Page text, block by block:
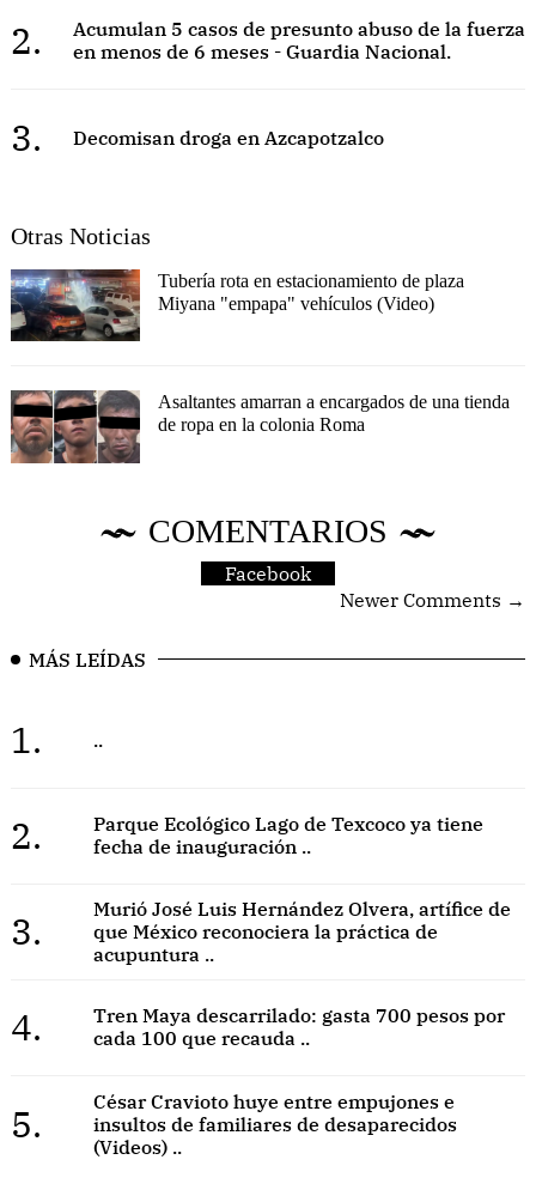
2.
Acumulan 5 casos de presunto abuso de la fuerza
en menos de 6 meses - Guardia Nacional.
3. Decomisan droga en Azcapotzalco
Otras Noticias
Tubería rota en estacionamiento de plaza
Miyana "empapa" vehículos (Video)
Asaltantes amarran a encargados de una tienda
de ropa en la colonia Roma
COMENTARIOS
Facebook
Newer Comments →
MÁS LEÍDAS
1. ..
2.
Parque Ecológico Lago de Texcoco ya tiene
fecha de inauguración ..
3.
Murió José Luis Hernández Olvera, artífice de
que México reconociera la práctica de
acupuntura ..
4.
Tren Maya descarrilado: gasta 700 pesos por
cada 100 que recauda ..
5.
César Cravioto huye entre empujones e
insultos de familiares de desaparecidos
(Videos) ..